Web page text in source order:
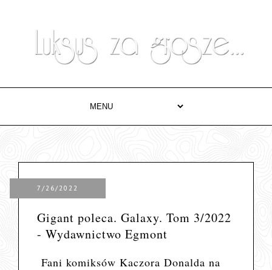
7/26/2022
Gigant poleca. Galaxy. Tom 3/2022
- Wydawnictwo Egmont
Fani komiksów Kaczora Donalda na